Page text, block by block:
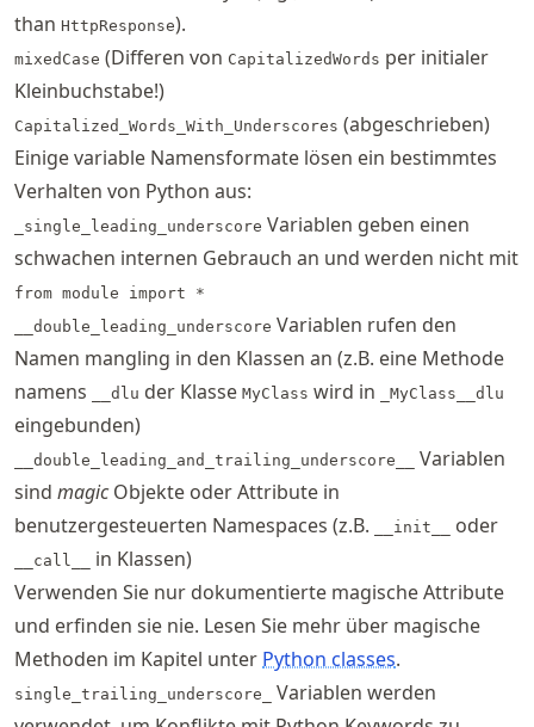
than HttpResponse).
mixedCase (Differen von CapitalizedWords per initialer
Kleinbuchstabe!)
Capitalized_Words_With_Underscores (abgeschrieben)
Einige variable Namensformate lösen ein bestimmtes
Verhalten von Python aus:
_single_leading_underscore Variablen geben einen
schwachen internen Gebrauch an und werden nicht mit
from module import *
__double_leading_underscore Variablen rufen den
Namen mangling in den Klassen an (z.B. eine Methode
namens
__dlu der Klasse MyClass wird in _MyClass__dlu
eingebunden)
__double_leading_and_trailing_underscore__
Variablen
sind magicObjekte oder Attribute in
benutzergesteuerten Namespaces (z.B.
__init__ oder
__call__
in Klassen)
Verwenden Sie nur dokumentierte magische Attribute
und erfinden sie nie. Lesen Sie mehr über magische
Methoden im Kapitel unter Python classes.
single_trailing_underscore_
Variablen werden